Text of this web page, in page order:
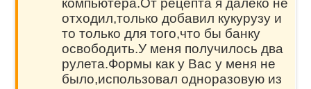
компьютера.От рецепта я далеко не
отходил,только добавил кукурузу и
то только для того,что бы банку
освободить.У меня получилось два
рулета.Формы как у Вас у меня не
было,использовал одноразовую из